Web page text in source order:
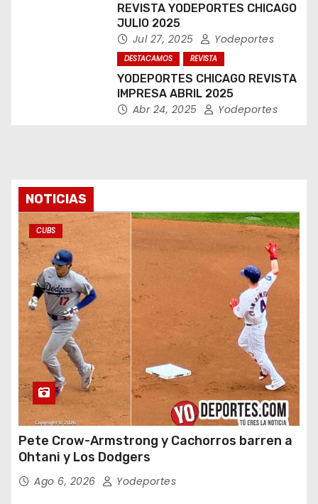
REVISTA YODEPORTES CHICAGO
JULIO 2025
Jul 27, 2025 Yodeportes
DESTACAMOS REVISTA
YODEPORTES CHICAGO REVISTA
IMPRESA ABRIL 2025
Abr 24, 2025 Yodeportes
NOTICIAS
CUBS
Pete Crow-Armstrong y Cachorros barren a
Ohtani y Los Dodgers
Ago 6, 2026 Yodeportes